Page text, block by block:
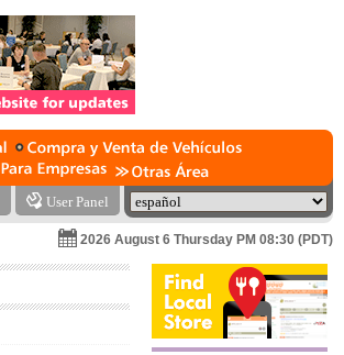
User Panel
2026 August 6 Thursday PM 08:30 (PDT)